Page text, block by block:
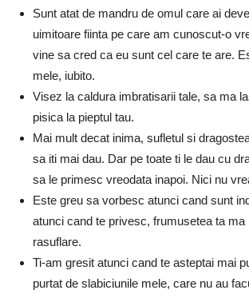
Sunt atat de mandru de omul care ai
uimitoare fiinta pe care am cunoscut-o
vine sa cred ca eu sunt cel care te are.
mele, iubito.
Visez la caldura imbratisarii tale, sa ma
pisica la pieptul tau.
Mai mult decat inima, sufletul si
sa iti mai dau. Dar pe toate ti le dau cu
sa le primesc vreodata inapoi. Nici nu
Este greu sa vorbesc atunci cand sunt
atunci cand te privesc, frumusetea ta ma
rasuflare.
Ti-am gresit atunci cand te asteptai mai
purtat de slabiciunile mele, care nu au